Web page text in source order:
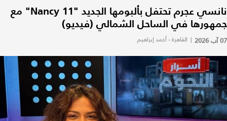
نانسي عجرم تحتفل بألبومها الجديد "Nancy 11" مع
جمهورها في الساحل الشمالي (فيديو)
07 آب 2026 | القاهرة - أحمد إبراهيم